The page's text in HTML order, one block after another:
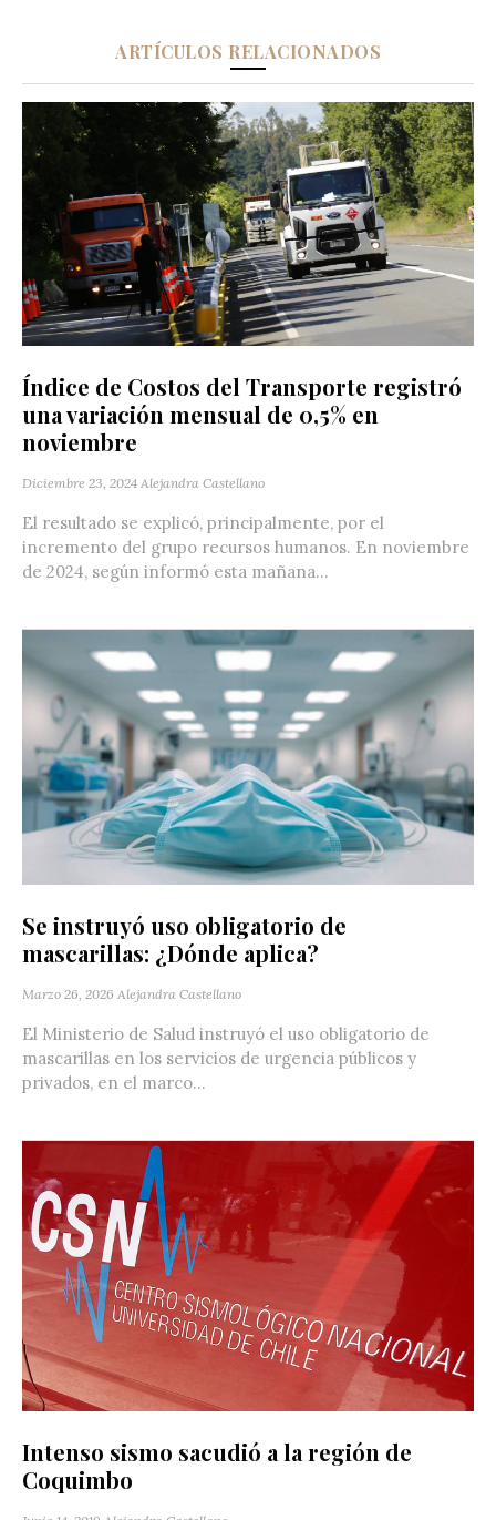
ARTÍCULOS RELACIONADOS
Índice de Costos del Transporte registró
una variación mensual de 0,5% en
noviembre
Diciembre 23, 2024 Alejandra Castellano
El resultado se explicó, principalmente, por el
incremento del grupo recursos humanos. En noviembre
de 2024, según informó esta mañana...
Se instruyó uso obligatorio de
mascarillas: ¿Dónde aplica?
Marzo 26, 2026 Alejandra Castellano
El Ministerio de Salud instruyó el uso obligatorio de
mascarillas en los servicios de urgencia públicos y
privados, en el marco...
Intenso sismo sacudió a la región de
Coquimbo